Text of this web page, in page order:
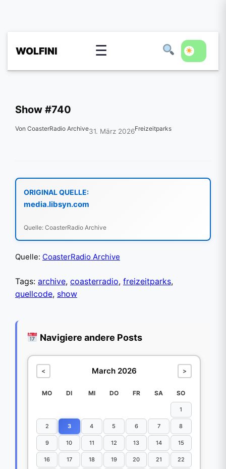
WOLFINI ☰
Show #740
Von CoasterRadio Archive31. März 2026Freizeitparks
ORIGINAL QUELLE:
media.libsyn.com
Quelle: CoasterRadio Archive
Quelle: CoasterRadio Archive
Tags: archive, coasterradio, freizeitparks,
quellcode, show
Navigiere andere Posts
< March 2026 >
MO DI MI DO FR SA SO
1
2 3 4 5 6 7 8
9 10 11 12 13 14 15
16 17 18 19 20 21 22